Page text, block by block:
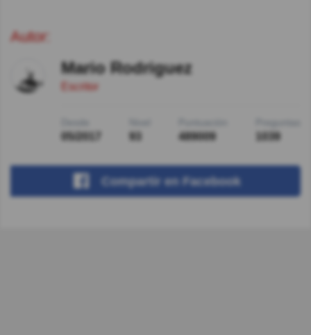
Autor:
Mario Rodriguez
Escritor
05/2017 93 489009 1039
Compartir en Facebook